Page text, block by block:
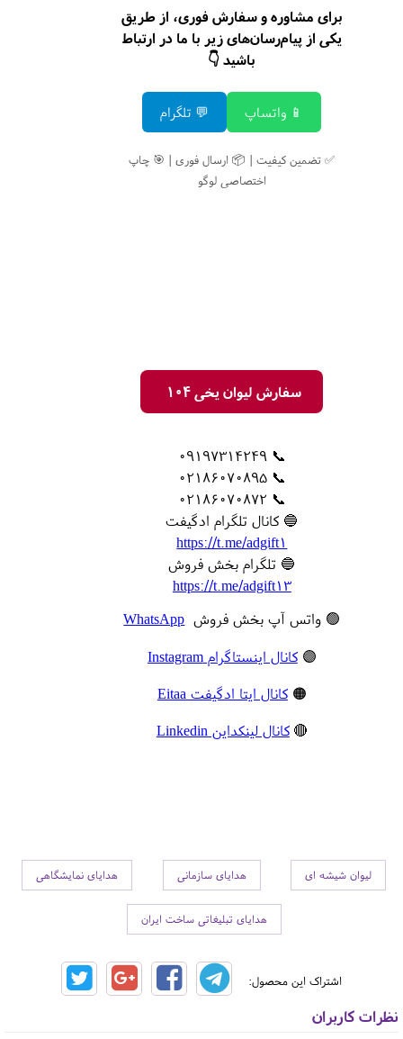
برای مشاوره و سفارش فوری، از طریق
یکی از پیام‌رسان‌های زیر با ما در ارتباط
باشید 👇
📱 واتساپ 💬 تلگرام
✅ تضمین کیفیت | 📦 ارسال فوری | 🎯 چاپ
اختصاصی لوگو
سفارش لیوان یخی 104
📞 09197314249
📞 02186070895
📞 02186070872
🔵 کانال تلگرام ادگیفت
https://t.me/adgift1
🔵 تلگرام بخش فروش
https://t.me/adgift13
🟢 واتس آپ بخش فروش WhatsApp
🟣کانال اینستاگرام Instagram
🟠کانال ایتا ادگیفت Eitaa
🔴 کانال لینکداین Linkedin
لیوان شیشه ای هدایای سازمانی هدایای نمایشگاهی
هدایای تبلیغاتی ساخت ایران
اشتراک این محصول:
نظرات کاربران